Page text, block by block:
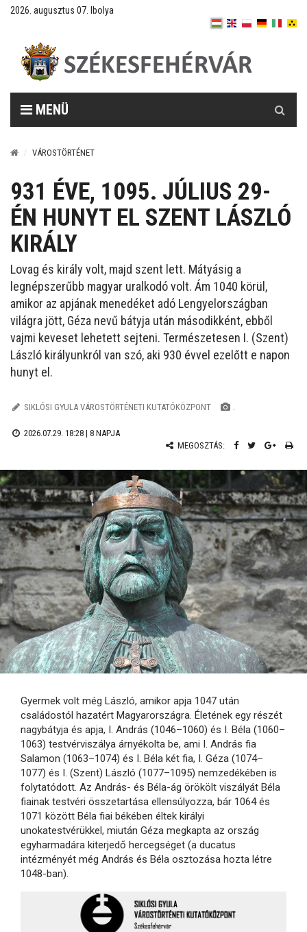
2026. augusztus 07. Ibolya
MENÜ
VÁROSTÖRTÉNET
931 ÉVE, 1095. JÚLIUS 29-
ÉN HUNYT EL SZENT LÁSZLÓ
KIRÁLY
Lovag és király volt, majd szent lett. Mátyásig a
legnépszerűbb magyar uralkodó volt. Ám 1040 körül,
amikor az apjának menedéket adó Lengyelországban
világra jött, Géza nevű bátyja után másodikként, ebből
vajmi keveset lehetett sejteni. Természetesen I. (Szent)
László királyunkról van szó, aki 930 évvel ezelőtt e napon
hunyt el.
SIKLÓSI GYULA VÁROSTÖRTÉNETI KUTATÓKÖZPONT .
2026.07.29. 18:28 | 8 NAPJA
MEGOSZTÁS:
Gyermek volt még László, amikor apja 1047 után
családostól hazatért Magyarországra. Életének egy részét
nagybátyja és apja, I. András (1046–1060) és I. Béla (1060–
1063) testvérviszálya árnyékolta be, ami I. András fia
Salamon (1063–1074) és I. Béla két fia, I. Géza (1074–
1077) és I. (Szent) László (1077–1095) nemzedékében is
folytatódott. Az András- és Béla-ág örökölt viszályát Béla
fiainak testvéri összetartása ellensúlyozza, bár 1064 és
1071 között Béla fiai békében éltek királyi
unokatestvérükkel, miután Géza megkapta az ország
egyharmadára kiterjedő hercegséget (a ducatus
intézményét még András és Béla osztozása hozta létre
1048-ban).